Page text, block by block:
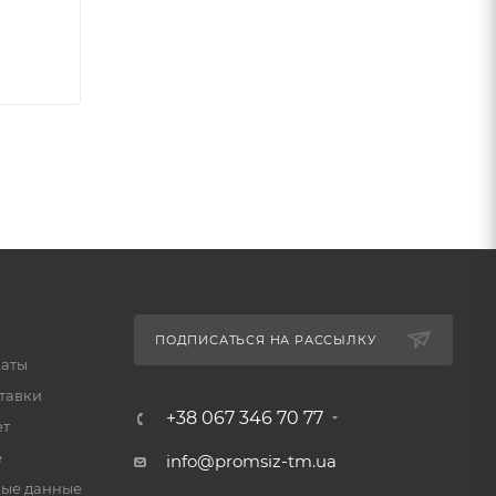
данные
ПОДПИСАТЬСЯ НА РАССЫЛКУ
+38 067 346 70 77
info@promsiz-tm.ua